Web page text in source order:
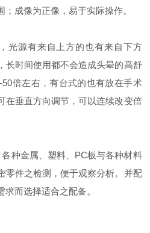
成像为正像，易于实际操作。
源有来自上方的也有来自下方
长时间使用都不会造成头晕的高舒
倍左右，有台式的也有放在手术
在垂直方向调节，可以连续改变倍
金属、塑料、PC板与各种材料
零件之检测，便于观察分析。并配
而选择适合之配备。